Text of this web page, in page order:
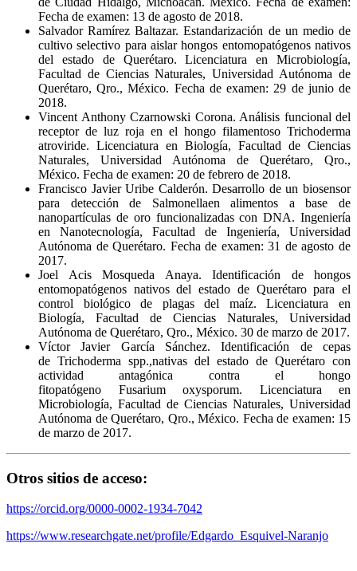
Fecha de examen: 13 de agosto de 2018.
Salvador Ramírez Baltazar. Estandarización de un medio de
cultivo selectivo para aislar hongos entomopatógenos nativos
del estado de Querétaro. Licenciatura en Microbiología,
Facultad de Ciencias Naturales, Universidad Autónoma de
Querétaro, Qro., México. Fecha de examen: 29 de junio de
2018.
Vincent Anthony Czarnowski Corona. Análisis funcional del
receptor de luz roja en el hongo filamentoso Trichoderma
atroviride. Licenciatura en Biología, Facultad de Ciencias
Naturales, Universidad Autónoma de Querétaro, Qro.,
México. Fecha de examen: 20 de febrero de 2018.
Francisco Javier Uribe Calderón. Desarrollo de un biosensor
para detección de Salmonellaen alimentos a base de
nanopartículas de oro funcionalizadas con DNA. Ingeniería
en Nanotecnología, Facultad de Ingeniería, Universidad
Autónoma de Querétaro. Fecha de examen: 31 de agosto de
2017.
Joel Acis Mosqueda Anaya. Identificación de hongos
entomopatógenos nativos del estado de Querétaro para el
control biológico de plagas del maíz. Licenciatura en
Biología, Facultad de Ciencias Naturales, Universidad
Autónoma de Querétaro, Qro., México. 30 de marzo de 2017.
Víctor Javier García Sánchez. Identificación de cepas
de Trichoderma spp.,nativas del estado de Querétaro con
actividad antagónica contra el hongo
fitopatógeno Fusarium oxysporum. Licenciatura en
Microbiología, Facultad de Ciencias Naturales, Universidad
Autónoma de Querétaro, Qro., México. Fecha de examen: 15
de marzo de 2017.
Otros sitios de acceso:
https://orcid.org/0000-0002-1934-7042
https://www.researchgate.net/profile/Edgardo_Esquivel-Naranjo